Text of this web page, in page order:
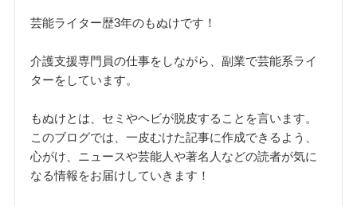
芸能ライター歴3年のもぬけです！
介護支援専門員の仕事をしながら、副業で芸能系ライ
ターをしています。
もぬけとは、セミやヘビが脱皮することを言います。
このブログでは、一皮むけた記事に作成できるよう、
心がけ、ニュースや芸能人や著名人などの読者が気に
なる情報をお届けしていきます！